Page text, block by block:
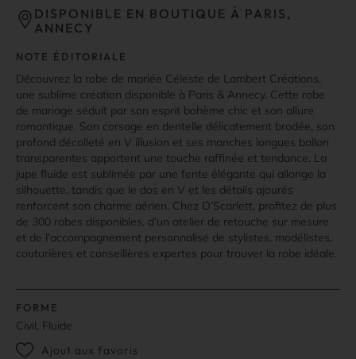
DISPONIBLE EN BOUTIQUE À PARIS,
ANNECY
NOTE ÉDITORIALE
Découvrez la robe de mariée Céleste de Lambert Créations,
une sublime création disponible à Paris & Annecy. Cette robe
de mariage séduit par son esprit bohème chic et son allure
romantique. Son corsage en dentelle délicatement brodée, son
profond décolleté en V illusion et ses manches longues ballon
transparentes apportent une touche raffinée et tendance. La
jupe fluide est sublimée par une fente élégante qui allonge la
silhouette, tandis que le dos en V et les détails ajourés
renforcent son charme aérien. Chez O’Scarlett, profitez de plus
de 300 robes disponibles, d’un atelier de retouche sur mesure
et de l’accompagnement personnalisé de stylistes, modélistes,
couturières et conseillères expertes pour trouver la robe idéale.
FORME
Civil, Fluide
Ajout aux favoris